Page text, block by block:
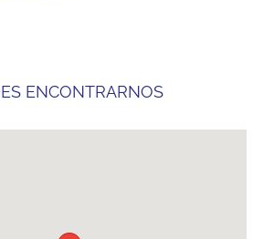
ENCONTRARNOS